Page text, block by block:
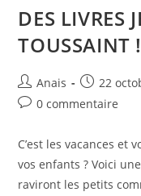
DES LIVRES
TOUSSAINT !
Anais 22
0 commentaire
C’est les vacances et
vos enfants ? Voici
raviront les petits